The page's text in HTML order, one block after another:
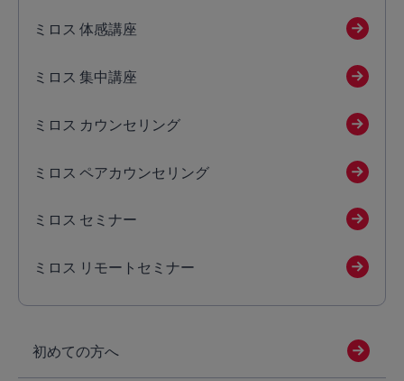
ミロス 体感講座
ミロス 集中講座
ミロス カウンセリング
ミロス ペアカウンセリング
ミロス セミナー
ミロス リモートセミナー
初めての方へ